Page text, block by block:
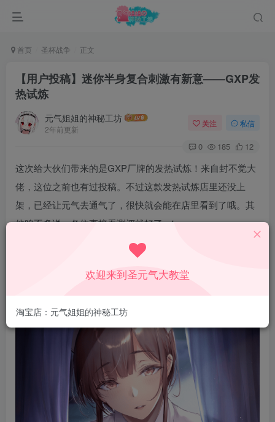
首页 圣杯战争 正文
【用户投稿】迷你半身复合刺激有新意——GXP发
热试炼
元气姐姐的神秘工坊
2年前更新
关注 私信
0 185 12
这次给大伙们带来的是GXP厂牌的发热试炼！来自封不觉大
佬，这位之前也有过投稿。不过这款发热试炼店里还没上
架，已经让元气去通气了，很快就会能在店里看到了哦。其
他咱不多说，各位直接看测评就好了~！
欢迎来到圣元气大教堂
淘宝店：元气姐姐的神秘工坊